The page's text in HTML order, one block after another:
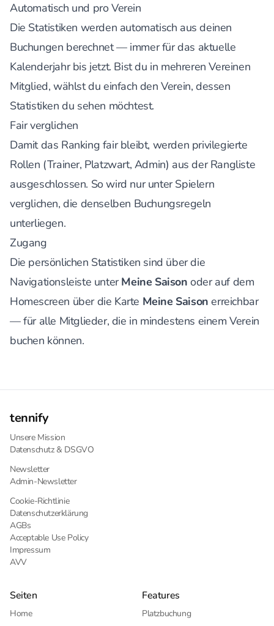
Automatisch und pro Verein
Die Statistiken werden automatisch aus deinen
Buchungen berechnet — immer für das aktuelle
Kalenderjahr bis jetzt. Bist du in mehreren Vereinen
Mitglied, wählst du einfach den Verein, dessen
Statistiken du sehen möchtest.
Fair verglichen
Damit das Ranking fair bleibt, werden privilegierte
Rollen (Trainer, Platzwart, Admin) aus der Rangliste
ausgeschlossen. So wird nur unter Spielern
verglichen, die denselben Buchungsregeln
unterliegen.
Zugang
Die persönlichen Statistiken sind über die
Navigationsleiste unterMeine Saison oder auf dem
Homescreen über die Karte Meine Saison erreichbar
— für alle Mitglieder, die in mindestens einem Verein
buchen können.
tennify
Unsere Mission
Datenschutz & DSGVO
Newsletter
Admin-Newsletter
Cookie-Richtlinie
Datenschutzerklärung
AGBs
Acceptable Use Policy
Impressum
AVV
Seiten
Home
Features
Platzbuchung